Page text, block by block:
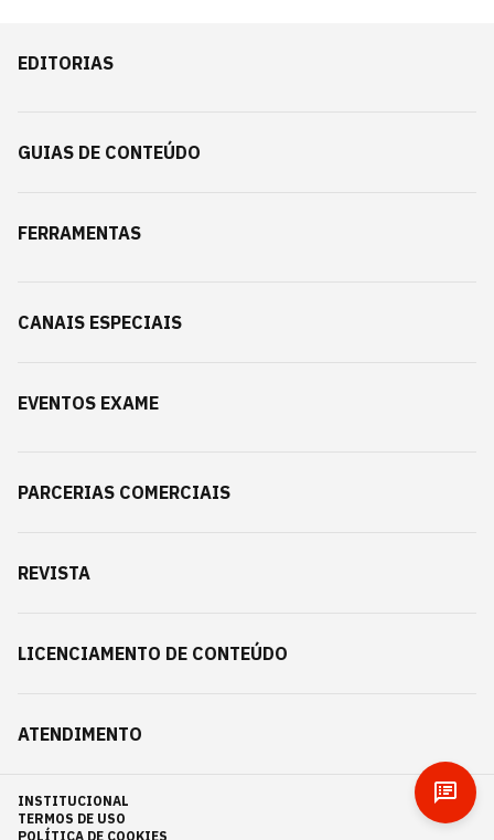
EDITORIAS
GUIAS DE CONTEÚDO
FERRAMENTAS
CANAIS ESPECIAIS
EVENTOS EXAME
PARCERIAS COMERCIAIS
REVISTA
LICENCIAMENTO DE CONTEÚDO
ATENDIMENTO
INSTITUCIONAL
TERMOS DE USO
POLÍTICA DE COOKIES